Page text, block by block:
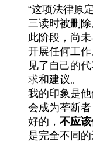
“这项法律原
三读时被删
此阶段，尚
开展任何工
见了自己的
求和建议。
我的印象是
会成为垄断
好的， 不应
是完全不同